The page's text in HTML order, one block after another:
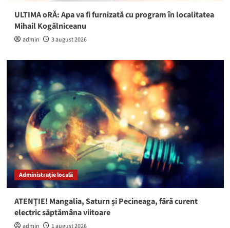
ULTIMA oRĂ: Apa va fi furnizată cu program în localitatea
Mihail Kogălniceanu
admin 3 august 2026
Administrație locală
ATENȚIE! Mangalia, Saturn și Pecineaga, fără curent
electric săptămâna viitoare
admin 1 august 2026